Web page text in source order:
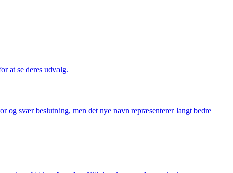
at se deres udvalg.
og svær beslutning, men det nye navn repræsenterer langt bedre